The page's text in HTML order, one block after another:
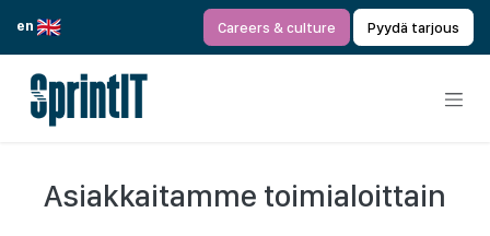
en
Careers & culture Pyydä tarjous
Asiakkaitamme toimialoittain